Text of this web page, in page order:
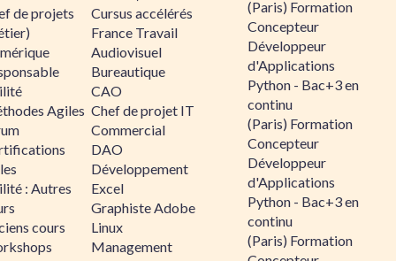
de projets
Agiles
: Autres
cours
Cursus accélérés
France Travail
Audiovisuel
Bureautique
CAO
Chef de projet IT
Commercial
DAO
Développement
Excel
Graphiste Adobe
Linux
Management
(Paris) Formation
Concepteur
Développeur
d'Applications
Python - Bac+3 en
continu
(Paris) Formation
Concepteur
Développeur
d'Applications
Python - Bac+3 en
continu
(Paris) Formation